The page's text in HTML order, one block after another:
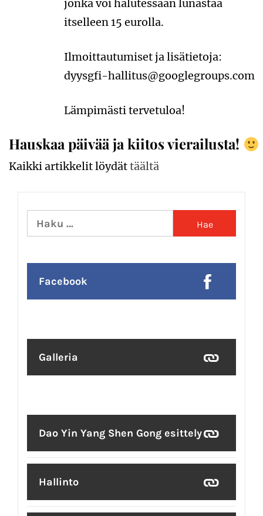
jonka voi halutessaan lunastaa
itselleen 15 eurolla.
Ilmoittautumiset ja lisätietoja:
dyysgfi-hallitus@googlegroups.com
Lämpimästi tervetuloa!
Hauskaa päivää ja kiitos vierailusta!
Kaikki artikkelit löydättäältä
Haku:
Facebook
Galleria
Dao Yin Yang Shen Gong esittely
Hallinto